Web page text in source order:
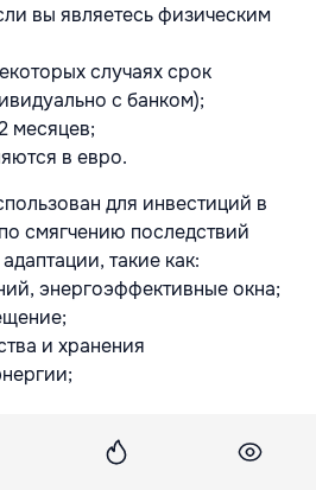
вы являетесь физическим
случаях срок
с банком);
месяцев;
в евро.
для инвестиций в
смягчению последствий
такие как:
энергоэффективные окна;
и хранения
консервационная техника;